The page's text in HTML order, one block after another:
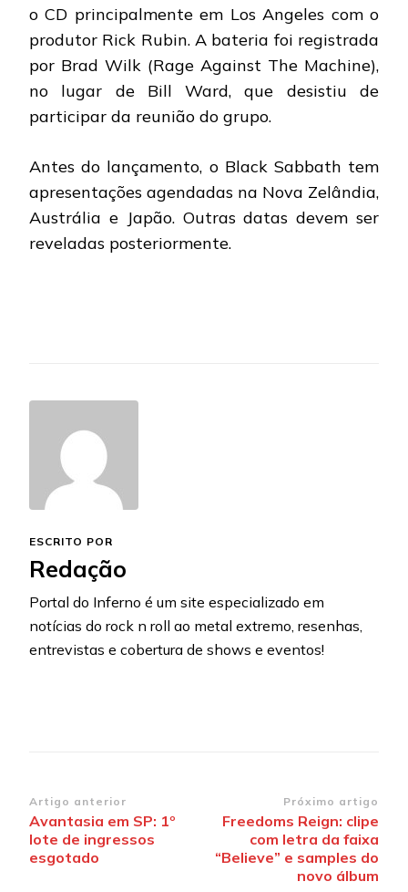
o CD principalmente em Los Angeles com o
produtor Rick Rubin. A bateria foi registrada
por Brad Wilk (Rage Against The Machine),
no lugar de Bill Ward, que desistiu de
participar da reunião do grupo.
Antes do lançamento, o Black Sabbath tem
apresentações agendadas na Nova Zelândia,
Austrália e Japão. Outras datas devem ser
reveladas posteriormente.
ESCRITO POR
Redação
Portal do Inferno é um site especializado em
notícias do rock n roll ao metal extremo, resenhas,
entrevistas e cobertura de shows e eventos!
Navegação
de
post
Artigo anterior
Avantasia em SP: 1º
lote de ingressos
esgotado
Próximo artigo
Freedoms Reign: clipe
com letra da faixa
“Believe” e samples do
novo álbum